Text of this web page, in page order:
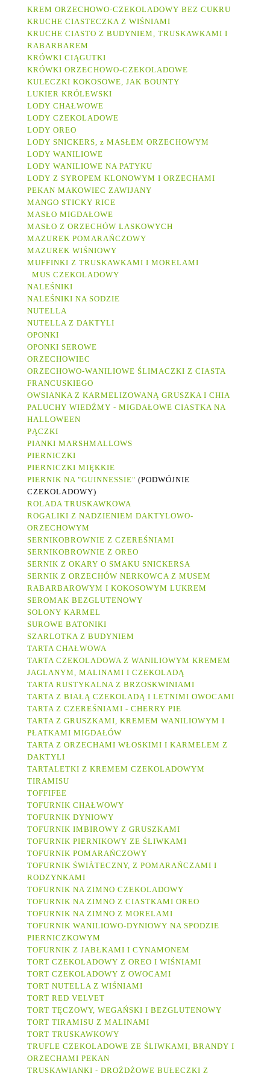
KREM ORZECHOWO-CZEKOLADOWY BEZ CUKRU
KRUCHE CIASTECZKA Z WIŚNIAMI
KRUCHE CIASTO Z BUDYNIEM, TRUSKAWKAMI I
RABARBAREM
KRÓWKI CIĄGUTKI
KRÓWKI ORZECHOWO-CZEKOLADOWE
KULECZKI KOKOSOWE, JAK BOUNTY
LUKIER KRÓLEWSKI
LODY CHAŁWOWE
LODY CZEKOLADOWE
LODY OREO
LODY SNICKERS, z MASŁEM ORZECHOWYM
LODY WANILIOWE
LODY WANILIOWE NA PATYKU
LODY Z SYROPEM KLONOWYM I ORZECHAMI
PEKAN MAKOWIEC ZAWIJANY
MANGO STICKY RICE
MASŁO MIGDAŁOWE
MASŁO Z ORZECHÓW LASKOWYCH
MAZUREK POMARAŃCZOWY
MAZUREK WIŚNIOWY
MUFFINKI Z TRUSKAWKAMI I MORELAMI
MUS CZEKOLADOWY
NALEŚNIKI
NALEŚNIKI NA SODZIE
NUTELLA
NUTELLA Z DAKTYLI
OPONKI
OPONKI SEROWE
ORZECHOWIEC
ORZECHOWO-WANILIOWE ŚLIMACZKI Z CIASTA
FRANCUSKIEGO
OWSIANKA Z KARMELIZOWANĄ GRUSZKA I CHIA
PALUCHY WIEDŹMY - MIGDAŁOWE CIASTKA NA
HALLOWEEN
PĄCZKI
PIANKI MARSHMALLOWS
PIERNICZKI
PIERNICZKI MIĘKKIE
PIERNIK NA "GUINNESSIE" (PODWÓJNIE
CZEKOLADOWY)
ROLADA TRUSKAWKOWA
ROGALIKI Z NADZIENIEM DAKTYLOWO-
ORZECHOWYM
SERNIKOBROWNIE Z CZEREŚNIAMI
SERNIKOBROWNIE Z OREO
SERNIK Z OKARY O SMAKU SNICKERSA
SERNIK Z ORZECHÓW NERKOWCA Z MUSEM
RABARBAROWYM I KOKOSOWYM LUKREM
SEROMAK BEZGLUTENOWY
SOLONY KARMEL
SUROWE BATONIKI
SZARLOTKA Z BUDYNIEM
TARTA CHAŁWOWA
TARTA CZEKOLADOWA Z WANILIOWYM KREMEM
JAGLANYM, MALINAMI I CZEKOLADĄ
TARTA RUSTYKALNA Z BRZOSKWINIAMI
TARTA Z BIAŁĄ CZEKOLADĄ I LETNIMI OWOCAMI
TARTA Z CZEREŚNIAMI - CHERRY PIE
TARTA Z GRUSZKAMI, KREMEM WANILIOWYM I
PŁATKAMI MIGDAŁÓW
TARTA Z ORZECHAMI WŁOSKIMI I KARMELEM Z
DAKTYLI
TARTALETKI Z KREMEM CZEKOLADOWYM
TIRAMISU
TOFFIFEE
TOFURNIK CHAŁWOWY
TOFURNIK DYNIOWY
TOFURNIK IMBIROWY Z GRUSZKAMI
TOFURNIK PIERNIKOWY ZE ŚLIWKAMI
TOFURNIK POMARAŃCZOWY
TOFURNIK ŚWIÀTECZNY, Z POMARAŃCZAMI I
RODZYNKAMI
TOFURNIK NA ZIMNO CZEKOLADOWY
TOFURNIK NA ZIMNO Z CIASTKAMI OREO
TOFURNIK NA ZIMNO Z MORELAMI
TOFURNIK WANILIOWO-DYNIOWY NA SPODZIE
PIERNICZKOWYM
TOFURNIK Z JABŁKAMI I CYNAMONEM
TORT CZEKOLADOWY Z OREO I WIŚNIAMI
TORT CZEKOLADOWY Z OWOCAMI
TORT NUTELLA Z WIŚNIAMI
TORT RED VELVET
TORT TĘCZOWY, WEGAŃSKI I BEZGLUTENOWY
TORT TIRAMISU Z MALINAMI
TORT TRUSKAWKOWY
TRUFLE CZEKOLADOWE ZE ŚLIWKAMI, BRANDY I
ORZECHAMI PEKAN
TRUSKAWIANKI - DROŻDŻOWE BUŁECZKI Z